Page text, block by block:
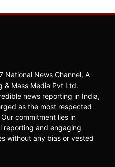
National News Channel, A
& Mass Media Pvt Ltd.
news reporting in India,
as the most respected
commitment lies in
reporting and engaging
without any bias or vested